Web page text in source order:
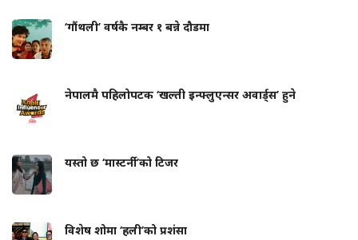
‘गौंथली’ वर्षकै नम्बर १ बन्ने दौडमा
नेपालमै पहिलोपटक ‘खल्ती इन्फ्लुएन्सर अवार्ड्स’ हुने
यस्तो छ ‘मास्टर्नी’को टिजर
विशेष शोमा ‘हली’को प्रशंसा